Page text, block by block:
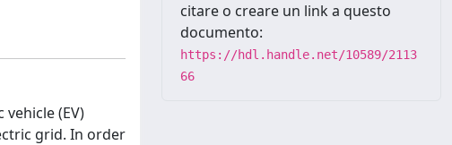
(EV)
grid. In order
citare o creare un link a questo
documento:
https://hdl.handle.net/10589/2113
66